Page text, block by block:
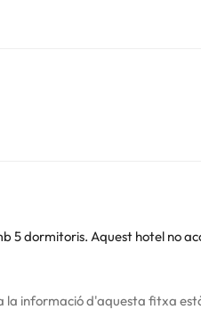
5 dormitoris. Aquest hotel no
la informació d'aquesta fitxa